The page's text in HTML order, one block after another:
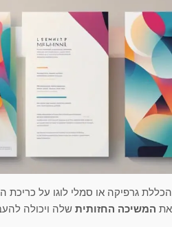
הכללת גרפיקה או סמלי לוגו על כריכת
את המשיכה החזותית שלה ויכולה